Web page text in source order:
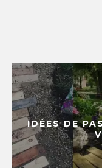
IDÉES DE